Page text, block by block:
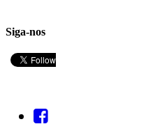
Siga-nos